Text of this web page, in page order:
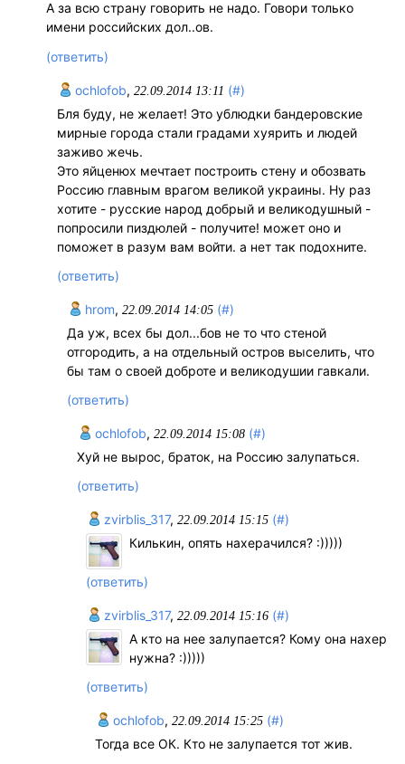
А за всю страну говорить не надо. Говори только
имени российских дол..ов.
(ответить)
ochlofob, 22.09.2014 13:11 (#)
Бля буду, не желает! Это ублюдки бандеровские
мирные города стали градами хуярить и людей
заживо жечь.
Это яйценюх мечтает построить стену и обозвать
Россию главным врагом великой украины. Ну раз
хотите - русские народ добрый и великодушный -
попросили пиздюлей - получите! может оно и
поможет в разум вам войти. а нет так подохните.
(ответить)
hrom,22.09.2014 14:05 (#)
Да уж, всех бы дол...бов не то что стеной
отгородить, а на отдельный остров выселить, что
бы там о своей доброте и великодушии гавкали.
(ответить)
ochlofob, 22.09.2014 15:08 (#)
Хуй не вырос, браток, на Россию залупаться.
(ответить)
zvirblis_317,22.09.2014 15:15 (#)
Килькин, опять нахерачился? :)))))
(ответить)
zvirblis_317,22.09.2014 15:16 (#)
А кто на нее залупается? Кому она нахер
нужна? :)))))
(ответить)
ochlofob,22.09.2014 15:25 (#)
Тогда все ОК. Кто не залупается тот жив.